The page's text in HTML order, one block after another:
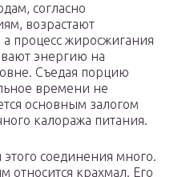
согласно
возрастают
процесс жиросжигания
энергию на
Съедая порцию
времени не
основным залогом
калоража питания.
соединения много.
относится крахмал. Его